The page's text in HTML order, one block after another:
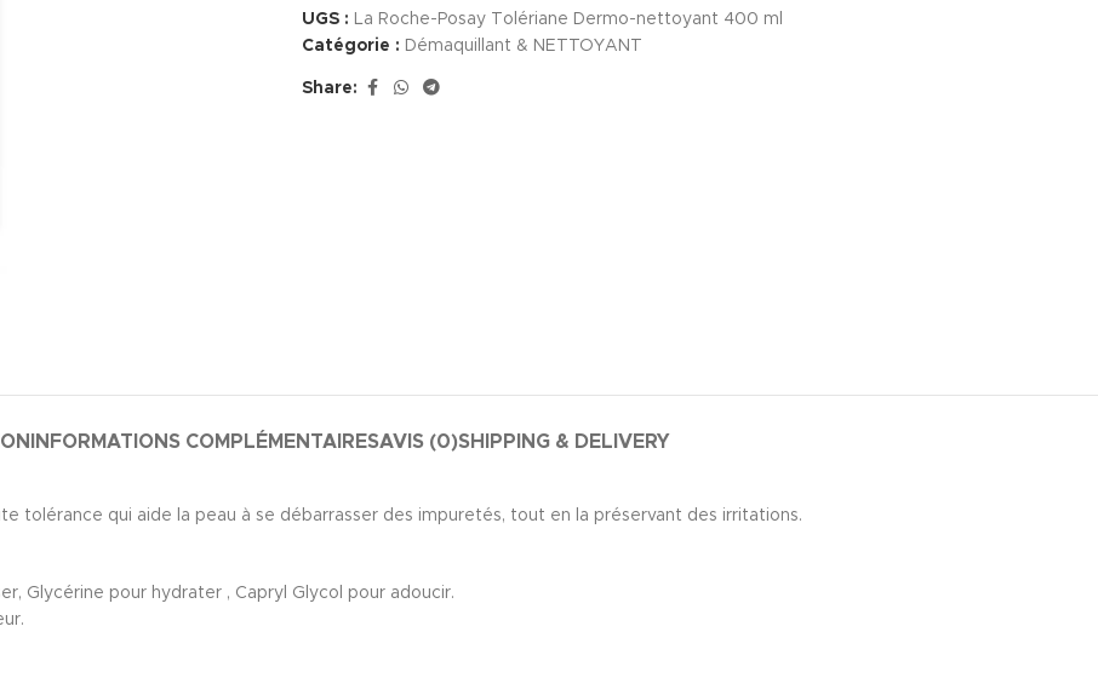
UGS : La Roche-Posay Tolériane Dermo-nettoyant 400 ml
Catégorie : Démaquillant & NETTOYANT
Share:
INFORMATIONS COMPLÉMENTAIRESAVIS (0)SHIPPING & DELIVERY
tolérance qui aide la peau à se débarrasser des impuretés, tout en la préservant des irritations.
Glycérine pour hydrater , Capryl Glycol pour adoucir.